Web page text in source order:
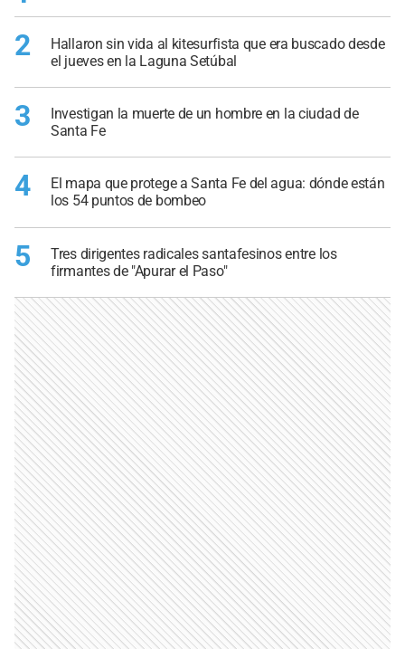
2
Hallaron sin vida al kitesurfista que era buscado desde
el jueves en la Laguna Setúbal
3
Investigan la muerte de un hombre en la ciudad de
Santa Fe
4
El mapa que protege a Santa Fe del agua: dónde están
los 54 puntos de bombeo
5
Tres dirigentes radicales santafesinos entre los
firmantes de "Apurar el Paso"